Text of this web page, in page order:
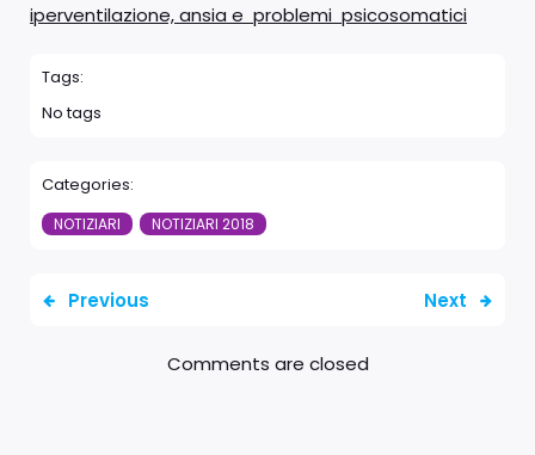
iperventilazione, ansia e problemi psicosomatici
Tags:
No tags
Categories:
NOTIZIARI NOTIZIARI 2018
Previous Next
Comments are closed